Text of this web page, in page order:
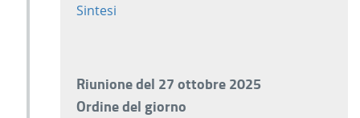
Sintesi
Riunione del 27 ottobre 2025
Ordine del giorno